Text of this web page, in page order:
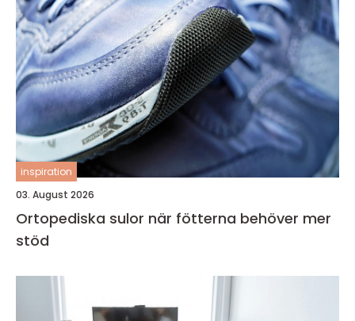
inspiration
03. August 2026
Ortopediska sulor när fötterna behöver mer
stöd